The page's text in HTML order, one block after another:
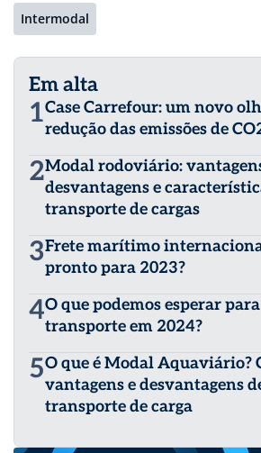
Intermodal
Em alta
1Case Carrefour: um novo
redução das emissões de
2Modal rodoviário:
desvantagens e
transporte de cargas
3Frete marítimo
pronto para 2023?
4O que podemos esperar
transporte em 2024?
5O que é Modal Aquaviário?
vantagens e desvantagens
transporte de carga